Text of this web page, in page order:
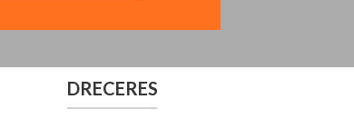
DRECERES